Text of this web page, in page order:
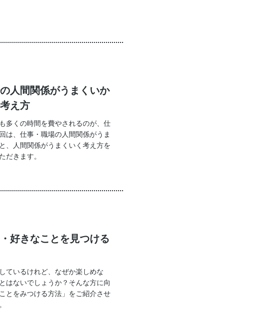
人間関係がうまくいか
え方
多くの時間を費やされるのが、仕
は、仕事・職場の人間関係がうま
、人間関係がうまくいく考え方を
だきます。
好きなことを見つける
ているけれど、なぜか楽しめな
はないでしょうか？そんな方に向
とをみつける方法」をご紹介させ